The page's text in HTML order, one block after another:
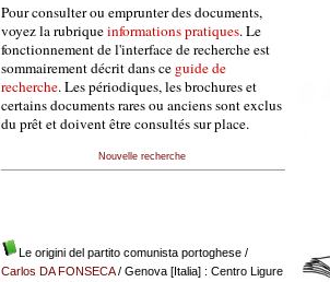
Pour consulter ou emprunter des documents,
voyez la rubriqueinformations pratiques. Le
fonctionnement de l'interface de recherche est
sommairement décrit dans ce guide de
recherche. Les périodiques, les brochures et
certains documents rares ou anciens sont exclus
du prêt et doivent être consultés sur place.
Nouvelle recherche
Le origini del partito comunista portoghese/
Carlos DA FONSECA/ Genova [Italia] : Centro Ligure